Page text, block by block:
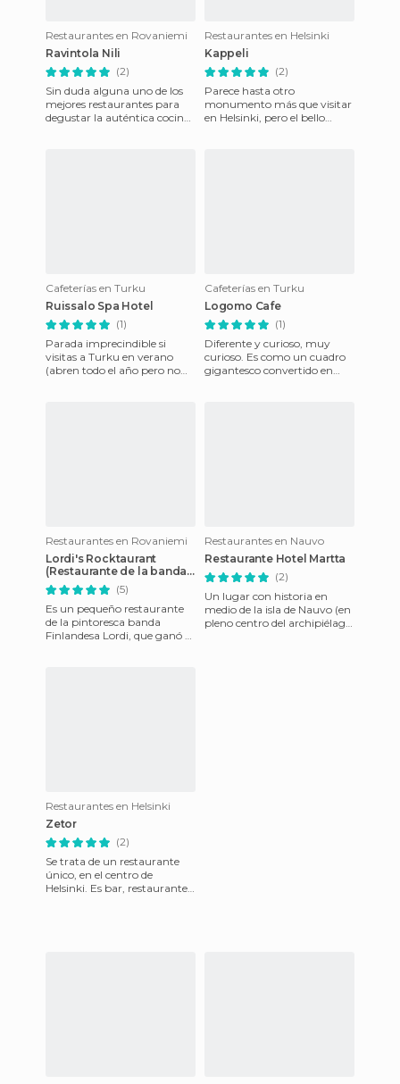
Restaurantes en Rovaniemi
Ravintola Nili
(2)
Sin duda alguna uno de los
mejores restaurantes para
degustar la auténtica cocina
Restaurantes en Helsinki
Kappeli
(2)
Parece hasta otro
monumento más que visitar
en Helsinki, pero el bello
Cafeterías en Turku
Ruissalo Spa Hotel
(1)
Parada imprecindible si
visitas a Turku en verano
(abren todo el año pero no
Cafeterías en Turku
Logomo Cafe
(1)
Diferente y curioso, muy
curioso. Es como un cuadro
gigantesco convertido en
Restaurantes en Rovaniemi
Lordi's Rocktaurant
(Restaurante de la banda
Lordi)
(5)
Es un pequeño restaurante
de la pintoresca banda
Finlandesa Lordi, que ganó el
Restaurantes en Nauvo
Restaurante Hotel Martta
(2)
Un lugar con historia en
medio de la isla de Nauvo (en
pleno centro del archipiélago
Restaurantes en Helsinki
Zetor
(2)
Se trata de un restaurante
único, en el centro de
Helsinki. Es bar, restaurante i